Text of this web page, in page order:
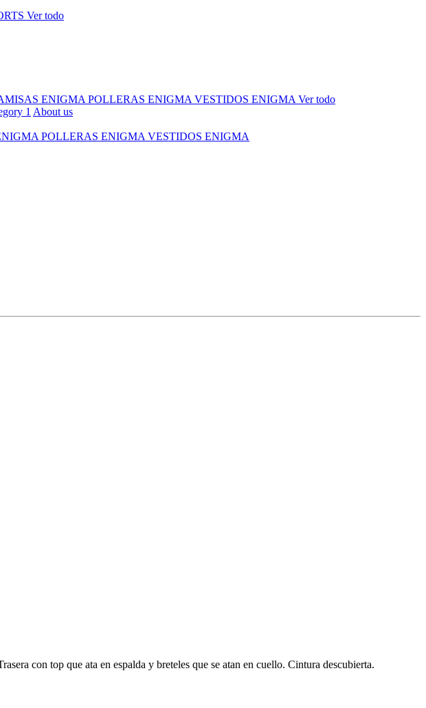
Ver todo
ENIGMA POLLERAS ENIGMA VESTIDOS ENIGMA Ver todo
About us
POLLERAS ENIGMA VESTIDOS ENIGMA
con top que ata en espalda y breteles que se atan en cuello. Cintura descubierta.